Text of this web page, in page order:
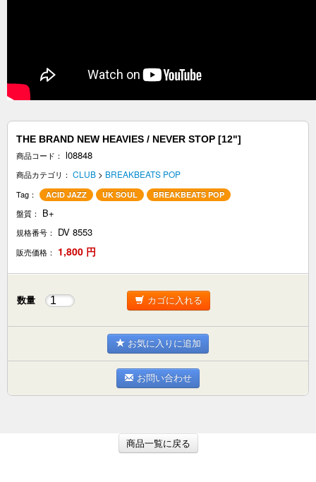
THE BRAND NEW HEAVIES / NEVER STOP [12"]
商品コード： l08848
商品カテゴリ： CLUB > BREAKBEATS POP
Tag： ACID JAZZ UK SOUL BREAKBEATS POP
盤質： B+
規格番号： DV 8553
販売価格： 1,800 円
数量 カゴに入れる
お気に入りに追加
お問い合わせ
商品一覧に戻る